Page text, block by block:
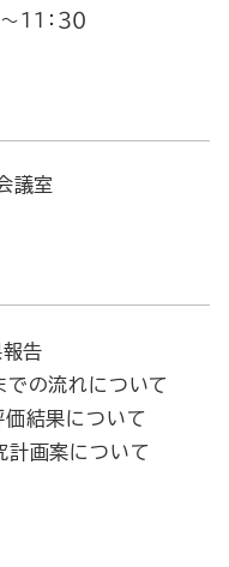
１１：３０
議室
報告
での流れについて
価結果について
計画案について